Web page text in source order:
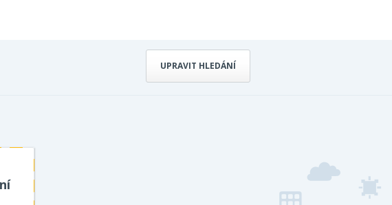
UPRAVIT HLEDÁNÍ